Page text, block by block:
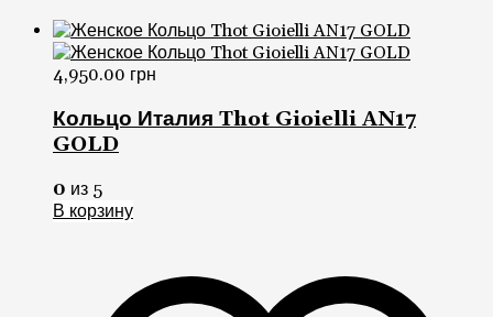
4,950.00 грн
Кольцо Италия Thot Gioielli AN17
GOLD
0 из 5
В корзину